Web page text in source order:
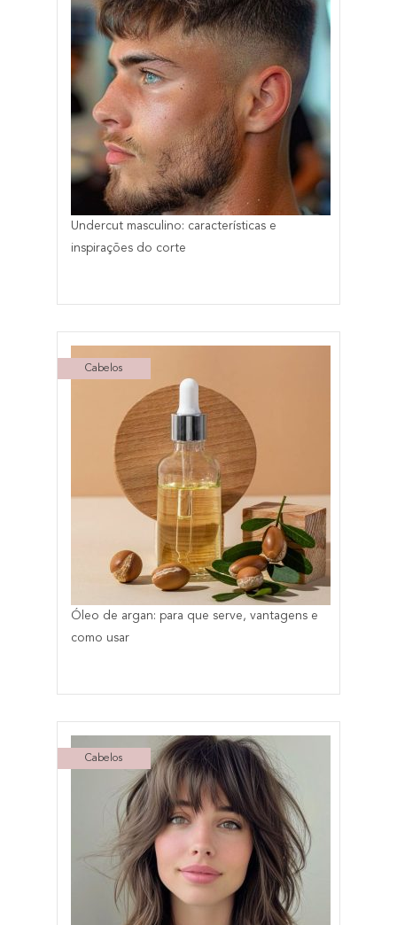
Undercut masculino: características e
inspirações do corte
Cabelos
Óleo de argan: para que serve, vantagens e
como usar
Cabelos